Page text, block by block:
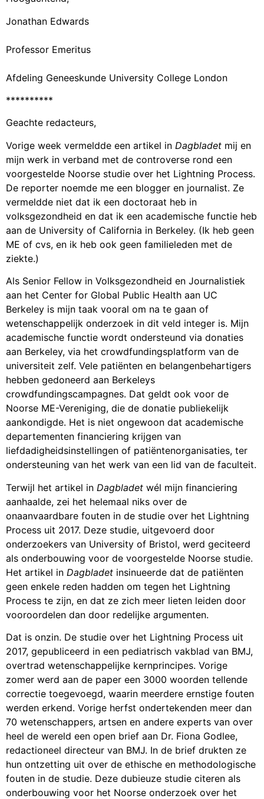
Jonathan Edwards
Professor Emeritus
Afdeling Geneeskunde University College London
**********
Geachte redacteurs,
Vorige week vermeldde een artikel in Dagbladet mij en
mijn werk in verband met de controverse rond een
voorgestelde Noorse studie over het Lightning Process.
De reporter noemde me een blogger en journalist. Ze
vermeldde niet dat ik een doctoraat heb in
volksgezondheid en dat ik een academische functie heb
aan de University of California in Berkeley. (Ik heb geen
ME of cvs, en ik heb ook geen familieleden met de
ziekte.)
Als Senior Fellow in Volksgezondheid en Journalistiek
aan het Center for Global Public Health aan UC
Berkeley is mijn taak vooral om na te gaan of
wetenschappelijk onderzoek in dit veld integer is. Mijn
academische functie wordt ondersteund via donaties
aan Berkeley, via het crowdfundingsplatform van de
universiteit zelf. Vele patiënten en belangenbehartigers
hebben gedoneerd aan Berkeleys
crowdfundingscampagnes. Dat geldt ook voor de
Noorse ME-Vereniging, die de donatie publiekelijk
aankondigde. Het is niet ongewoon dat academische
departementen financiering krijgen van
liefdadigheidsinstellingen of patiëntenorganisaties, ter
ondersteuning van het werk van een lid van de faculteit.
Terwijl het artikel in Dagbladet wél mijn financiering
aanhaalde, zei het helemaal niks over de
onaanvaardbare fouten in de studie over het Lightning
Process uit 2017. Deze studie, uitgevoerd door
onderzoekers van University of Bristol, werd geciteerd
als onderbouwing voor de voorgestelde Noorse studie.
Het artikel in Dagbladet insinueerde dat de patiënten
geen enkele reden hadden om tegen het Lightning
Process te zijn, en dat ze zich meer lieten leiden door
vooroordelen dan door redelijke argumenten.
Dat is onzin. De studie over het Lightning Process uit
2017, gepubliceerd in een pediatrisch vakblad van BMJ,
overtrad wetenschappelijke kernprincipes. Vorige
zomer werd aan de paper een 3000 woorden tellende
correctie toegevoegd, waarin meerdere ernstige fouten
werden erkend. Vorige herfst ondertekenden meer dan
70 wetenschappers, artsen en andere experts van over
heel de wereld een open brief aan Dr. Fiona Godlee,
redactioneel directeur van BMJ. In de brief drukten ze
hun ontzetting uit over de ethische en methodologische
fouten in de studie. Deze dubieuze studie citeren als
onderbouwing voor het Noorse onderzoek over het